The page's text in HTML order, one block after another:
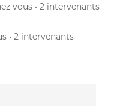
vous • 2 intervenants
• 2 intervenants